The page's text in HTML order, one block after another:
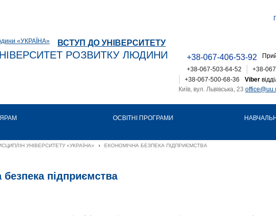
ВСТУП ДО УНІВЕРСИТЕТУ
РОЗВИТКУ ЛЮДИНИ
+38-067-406-53-92
+38-067-503-64-52
+38-
Viber
+38-067-500-68-36
Київ, вул. Львівська, 23
ОСВІТНІ ПРОГРАМИ
УНІВЕРСИТЕТУ «УКРАЇНА» › ЕКОНОМІЧНА БЕЗПЕКА ПІДПРИЄМСТВА
підприємства